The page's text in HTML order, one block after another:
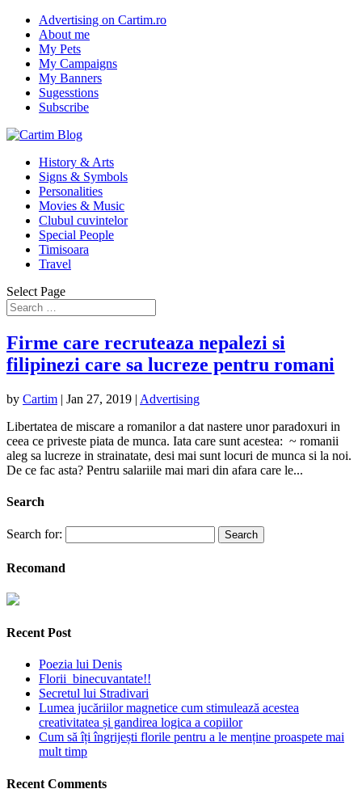
Advertising on Cartim.ro
About me
My Pets
My Campaigns
My Banners
Sugesstions
Subscribe
History & Arts
Signs & Symbols
Personalities
Movies & Music
Clubul cuvintelor
Special People
Timisoara
Travel
Select Page
Firme care recruteaza nepalezi si
filipinezi care sa lucreze pentru romani
by Cartim | Jan 27, 2019 | Advertising
Libertatea de miscare a romanilor a dat nastere unor paradoxuri in
ceea ce priveste piata de munca. Iata care sunt acestea: ~ romanii
aleg sa lucreze in strainatate, desi mai sunt locuri de munca si la noi.
De ce fac asta? Pentru salariile mai mari din afara care le...
Search
Search for:
Recomand
Recent Post
Poezia lui Denis
Florii binecuvantate!!
Secretul lui Stradivari
Lumea jucăriilor magnetice cum stimulează acestea
creativitatea și gandirea logica a copiilor
Cum să îți îngrijești florile pentru a le menține proaspete mai
mult timp
Recent Comments